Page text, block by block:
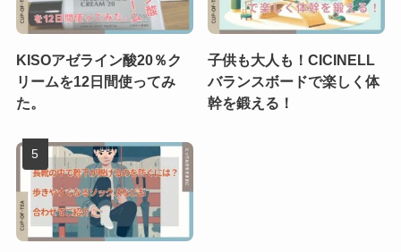
KISOアゼライン酸20％ク
リームを12日間使ってみ
た。
子供も大人も！CICINELL
バランスボードで楽しく体
幹を鍛える！